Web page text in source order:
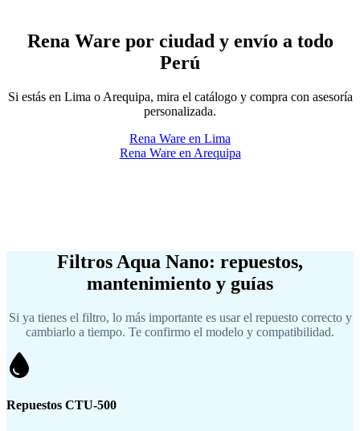
Rena Ware por ciudad y envío a todo
Perú
Si estás en Lima o Arequipa, mira el catálogo y compra con asesoría
personalizada.
Rena Ware en Lima
Rena Ware en Arequipa
Filtros Aqua Nano: repuestos,
mantenimiento y guías
Si ya tienes el filtro, lo más importante es usar el repuesto correcto y
cambiarlo a tiempo. Te confirmo el modelo y compatibilidad.
Repuestos CTU-500